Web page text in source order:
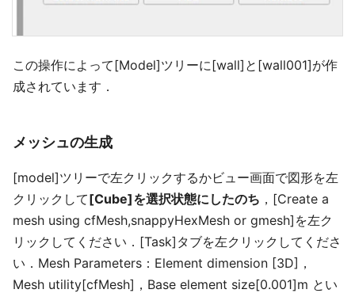
この操作によって[Model]ツリーに[wall]と[wall001]が作
成されています．
メッシュの生成
[model]ツリーで左クリックするかビュー画面で図形を左
クリックして[Cube]を選択状態にしたのち ，[Create a
mesh using cfMesh,snappyHexMesh or gmesh]を左ク
リックしてください．[Task]タブを左クリックしてくださ
い．Mesh Parameters：Element dimension [3D]，
Mesh utility[cfMesh]，Base element size[0.001]m とい